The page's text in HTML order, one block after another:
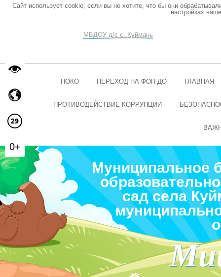
Сайт использует cookie, если вы не хотите, что бы они
настройках
МБДОУ д/с с. Куймань
НОКО ПЕРЕХОД НА ФОП ДО ГЛАВНАЯ
ПРОТИВОДЕЙСТВИЕ КОРРУПЦИИ
Муниципальное
сад села
0+